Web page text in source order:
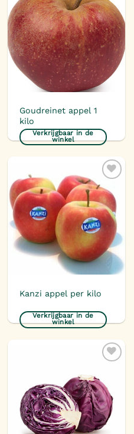
Toevoegen
aan
verlanglijst
Goudreinet appel 1
kilo
Verkrijgbaar in de
winkel
Toevoegen
aan
verlanglijst
Kanzi appel per kilo
Verkrijgbaar in de
winkel
aan
verlanglijst